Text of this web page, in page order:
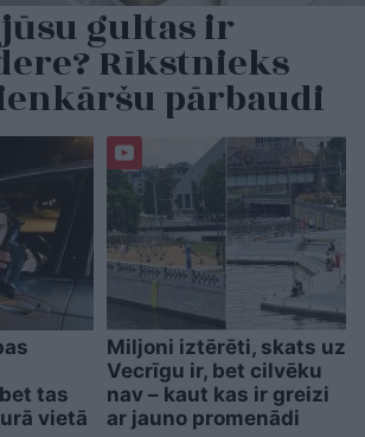
gultas ir
Rīkstnieks
pārbaudi
tas
vietā
Miljoni iztērēti, skats uz
Vecrīgu ir, bet cilvēku
nav – kaut kas ir greizi
ar jauno promenādi